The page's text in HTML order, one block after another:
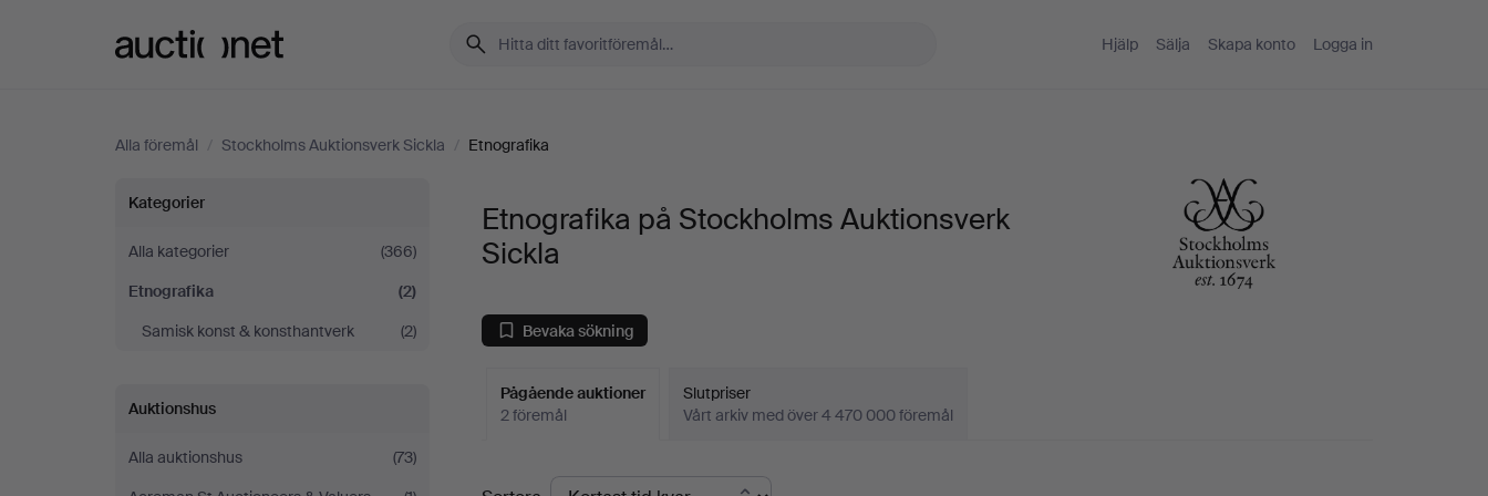
Hjälp Sälja Skapa konto Logga in
Alla föremål / Stockholms Auktionsverk Sickla / Etnografika
Etnografika
på
Stockholms
Sickla
Kategorier
Alla kategorier
(366)
Etnografika
(2)
Samisk konst & konsthantverk
(2)
Auktionshus
Alla auktionshus
(73)
Etnografika på Stockholms Auktionsverk
Sickla
Bevaka sökning
Pågående auktioner
2 föremål
Slutpriser
Vårt arkiv med över 4 470 000 föremål
Pågående